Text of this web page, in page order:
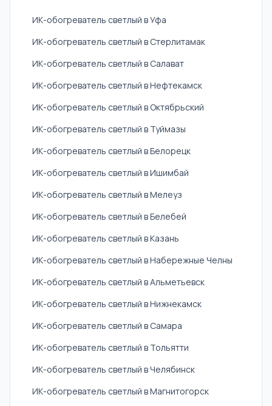
ИК-обогреватель светлый в Уфа
ИК-обогреватель светлый в Стерлитамак
ИК-обогреватель светлый в Салават
ИК-обогреватель светлый в Нефтекамск
ИК-обогреватель светлый в Октябрьский
ИК-обогреватель светлый в Туймазы
ИК-обогреватель светлый в Белорецк
ИК-обогреватель светлый в Ишимбай
ИК-обогреватель светлый в Мелеуз
ИК-обогреватель светлый в Белебей
ИК-обогреватель светлый в Казань
ИК-обогреватель светлый в Набережные Челны
ИК-обогреватель светлый в Альметьевск
ИК-обогреватель светлый в Нижнекамск
ИК-обогреватель светлый в Самара
ИК-обогреватель светлый в Тольятти
ИК-обогреватель светлый в Челябинск
ИК-обогреватель светлый в Магнитогорск